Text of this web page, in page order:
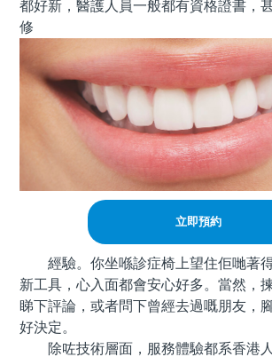
都好新，醫護人員一般都有資格證書，
修
立即預約
經驗。你坐喺診症椅上望住佢哋著
新工具，心入面都會安心好多。當然，
睇下評論，或者問下曾經去過嘅朋友，
好決定。
除咗技術層面，服務體驗都系香港